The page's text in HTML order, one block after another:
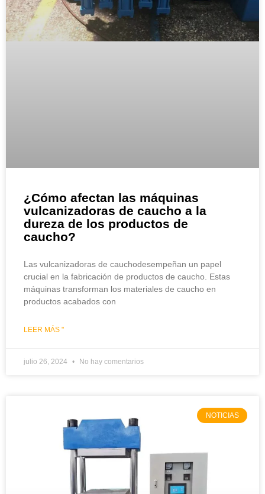
¿Cómo afectan las máquinas
vulcanizadoras de caucho a la
dureza de los productos de
caucho?
Las vulcanizadoras de cauchodesempeñan un papel
crucial en la fabricación de productos de caucho. Estas
máquinas transforman los materiales de caucho en
productos acabados con
LEER MÁS "
julio 26, 2024 No hay comentarios
NOTICIAS